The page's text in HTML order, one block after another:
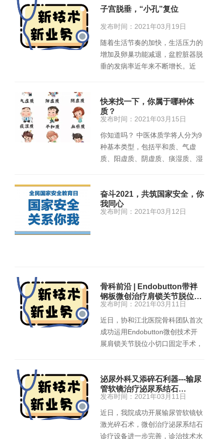
子宫脱垂，“小孔”复位
发布时间：2021年03月19日
随着生活节奏的加快，生活压力的
增加及卵巢功能减退，盆腔脏器脱
垂的发病率近年来不断增长。近
快来找一下，你属于哪种体
质？
发布时间：2021年03月15日
你知道吗？ 中医体质学将人分为9
种基本类型，包括平和质、气虚
质、阳虚质、阴虚质、痰湿质、湿
奋斗2021，共筑国家安全，你
我同心
发布时间：2021年03月12日
骨科前沿 | Endobutton带袢
钢板微创治疗肩锁关节脱位…
发布时间：2021年03月11日
近日，协和江北医院骨科团队首次
成功运用Endobutton微创技术开
展肩锁关节脱位小切口固定手术，
泌尿外科又添碎石利器---输尿
管软镜治疗泌尿系结石…
发布时间：2021年03月11日
近日，我院成功开展输尿管软镜钬
激光碎石术，微创治疗泌尿系结石
诊疗设备进一步完善，诊治技术水